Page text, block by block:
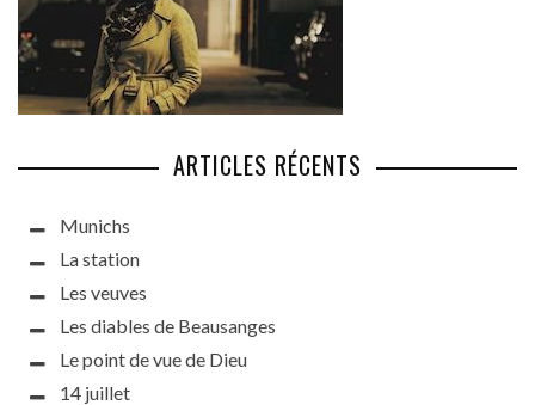
ARTICLES RÉCENTS
Munichs
La station
Les veuves
Les diables de Beausanges
Le point de vue de Dieu
14 juillet